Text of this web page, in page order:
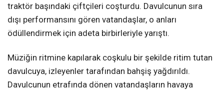
traktör başındaki çiftçileri coşturdu. Davulcunun sıra
dışı performansını gören vatandaşlar, o anları
ödüllendirmek için adeta birbirleriyle yarıştı.
Müziğin ritmine kapılarak coşkulu bir şekilde ritim tutan
davulcuya, izleyenler tarafından bahşiş yağdırıldı.
Davulcunun etrafında dönen vatandaşların havaya